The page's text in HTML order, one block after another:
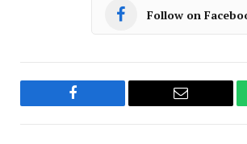
Follow on
Facebook Email